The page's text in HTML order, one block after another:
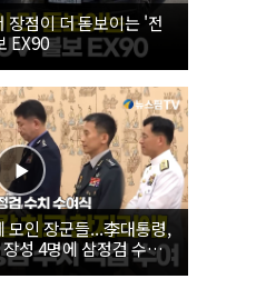
점이 더 돋보이는 '전
EX90
인 장군들...李대통령,
성 4명에 삼정검 수치
장성 진급·삼정검 수치